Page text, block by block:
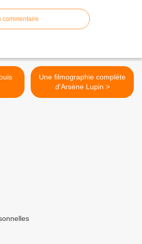
commentaire
Une filmographie complète
d'Arsène Lupin >